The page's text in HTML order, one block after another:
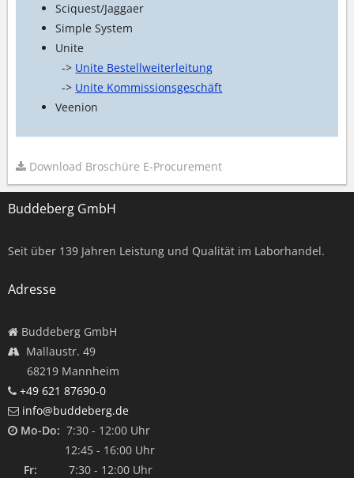
Sciquest/Jaggaer
Simple System
Unite
-> Unite Bestellweiterleitung
-> Unite Kommissionsgeschäft
Veenion
Download Broschüre E-Procurement
Buddeberg GmbH
Seit über 139 Jahren Leistung und Qualität im Laborhandel.
Adresse
Buddeberg GmbH
Mallaustr. 49
68219 Mannheim
+49 621 87690-0
info@buddeberg.de
Mo-Do: 7:30 - 12:00 Uhr
12:45 - 16:00 Uhr
Fr: 7:30 - 12:00 Uhr